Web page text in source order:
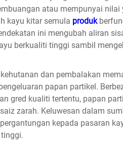
atau mempunyai nilai
kayu kitar semula produk
ini mengubah aliran
berkualiti tinggi sambil
dan pembalakan
papan partikel.
gred kualiti tertentu, papan
zarah. Keluwesan dalam
kepada pasaran